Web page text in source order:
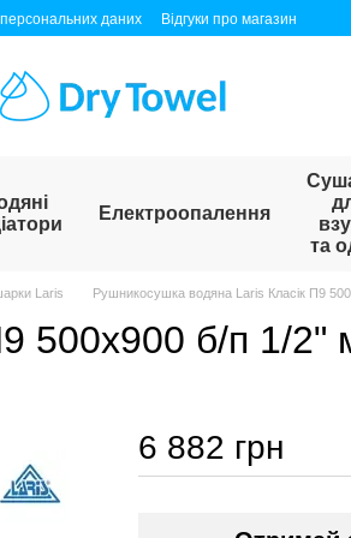
даних
Відгуки про магазин
Електроопалення
та
Laris Рушникосушка водяна Laris Класік П9
500х900 б/п 1/2"
6 882 грн